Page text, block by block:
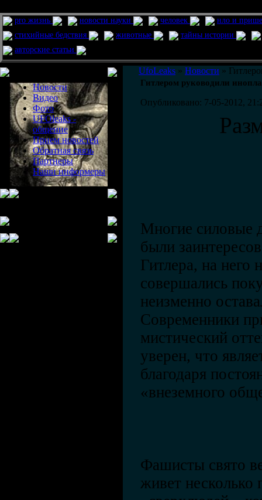
pro жизнь новости науки человек
нло и
стихийные бедствия
животные
тайны истории
авторские статьи
Новости
Видео
Фото
UFOleaks -
общение
Прием новостей
Обратная связь
Партнеры
Наши информеры
UfoLeaks » Новости »
Гитлером руководили
Опубликовано: 7-05-2012,
Многие силовые
были
Гитлера, на него
совершались
неизменно
Современники
мистический
уверен, что
благодаря
«внеземного
Фашисты свято
живет несколько